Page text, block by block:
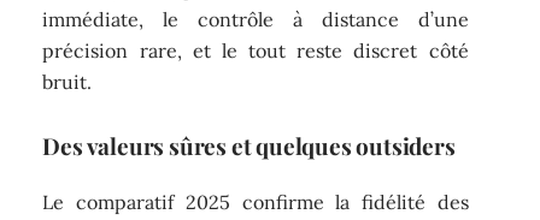
immédiate, le contrôle à distance d’une
précision rare, et le tout reste discret côté
bruit.
Des valeurs sûres et quelques outsiders
Le comparatif 2025 confirme la fidélité des